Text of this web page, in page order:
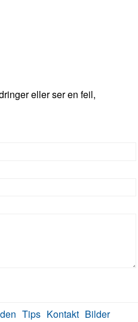
eller ser en feil,
Tips Kontakt Bilder